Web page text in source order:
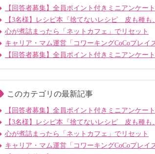
【回答者募集】全員ポイント付きミニアンケー
【3名様】レシピ本『捨てないレシピ 皮も種も
心が煮詰まったら「ネットカフェ」でリセット
キャリア・マム運営「コワーキングCoCoプレイ
【回答者募集】全員ポイント付きミニアンケー
このカテゴリの最新記事
【回答者募集】全員ポイント付きミニアンケー
【3名様】レシピ本『捨てないレシピ 皮も種も
心が煮詰まったら「ネットカフェ」でリセット
キャリア・マム運営「コワーキングCoCoプレイ